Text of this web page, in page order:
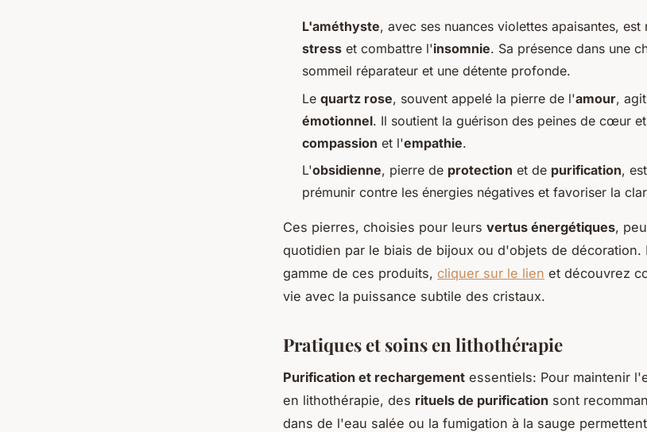
L'améthyste, avec ses nuances violettes apaisantes,
stress et combattre l'insomnie. Sa présence dans une
sommeil réparateur et une détente profonde.
Le quartz rose, souvent appelé la pierre de l'amour,
émotionnel. Il soutient la guérison des peines de cœur
compassion et l'empathie.
L'obsidienne, pierre de protection et de purification,
prémunir contre les énergies négatives et favoriser la
Ces pierres, choisies pour leurs vertus énergétiques,
quotidien par le biais de bijoux ou d'objets de décoration.
gamme de ces produits, cliquer sur le lien et découvrez
vie avec la puissance subtile des cristaux.
Pratiques et soins en lithothérapie
Purification et rechargement essentiels: Pour maintenir
en lithothérapie, des rituels de purification sont
dans de l'eau salée ou la fumigation à la sauge